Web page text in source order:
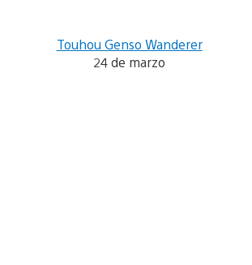
Touhou Genso Wanderer
24 de marzo